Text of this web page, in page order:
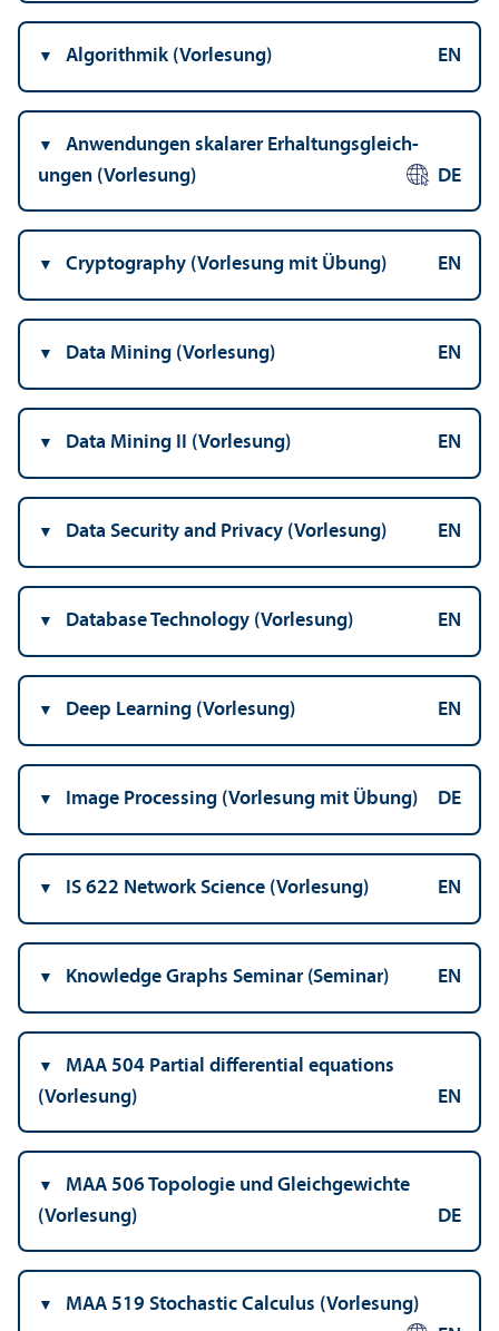
Algorithmik (Vorlesung) EN
Anwendungen skalarer Erhaltungs­gleich­
ungen (Vorlesung)
DE
Cryptography (Vorlesung mit Übung) EN
Data Mining (Vorlesung) EN
Data Mining II (Vorlesung) EN
Data Security and Privacy (Vorlesung) EN
Database Technology (Vorlesung) EN
Deep Learning (Vorlesung) EN
Image Processing (Vorlesung mit Übung) DE
IS 622 Network Science (Vorlesung) EN
Knowledge Graphs Seminar (Seminar) EN
MAA 504 Partial differential equations
(Vorlesung)
EN
MAA 506 Topologie und Gleich­gewichte
(Vorlesung)
DE
MAA 519 Stochastic Calculus (Vorlesung)